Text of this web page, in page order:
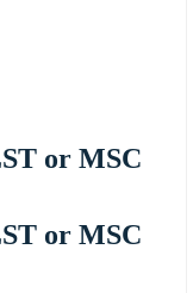
or MSC
or MSC